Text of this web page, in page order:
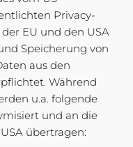
Privacy-
EU und den USA
Speicherung von
aus den
Während
u.a. folgende
und an die
übertragen: